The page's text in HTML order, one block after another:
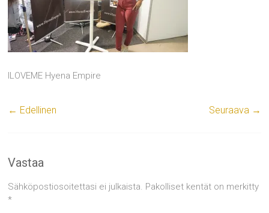
ILOVEME Hyena Empire
← Edellinen Seuraava →
Vastaa
Sähköpostiosoitettasi ei julkaista. Pakolliset kentät on merkitty
*